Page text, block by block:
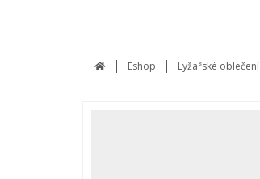
Eshop Lyžařské oblečení